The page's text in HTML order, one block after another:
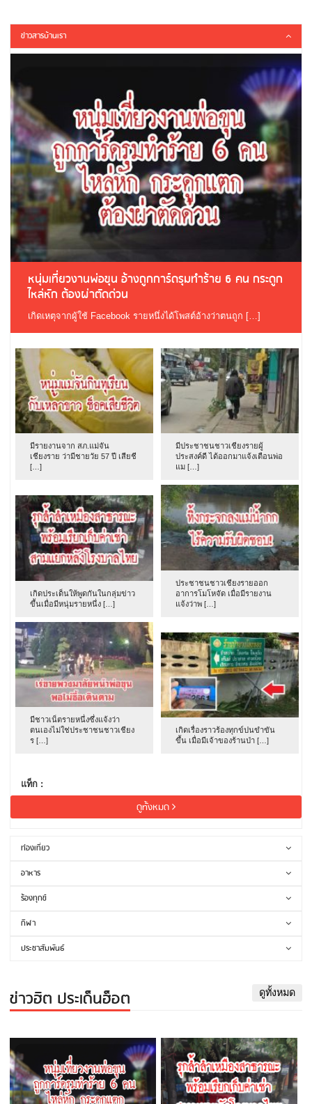
ข่าวสารบ้านเรา
หนุ่มเที่ยวงานพ่อขุน อ้างถูกการ์ดรุมทำร้าย 6 คน กระดูก
ไหล่หัก ต้องผ่าตัดด่วน
เกิดเหตุจากผู้ใช้ Facebook รายหนึ่งได้โพสต์อ้างว่าตนถูก […]
มีรายงานจาก สภ.แม่จัน
เชียงราย ว่ามีชายวัย 57 ปี เสียชี
[…]
มีประชาชนชาวเชียงรายผู้
ประสงค์ดี ได้ออกมาแจ้งเตือนพ่อ
แม […]
เกิดประเด็นให้พูดกันในกลุ่มข่าว
ขึ้นเมื่อมีหนุ่มรายหนึ่ง […]
ประชาชนชาวเชียงรายออก
อาการโมโหจัด เมื่อมีรายงาน
แจ้งว่าพ […]
มีชาวเน็ตรายหนึ่งซึ่งแจ้งว่า
ตนเองไม่ใช่ประชาชนชาวเชียง
ร […]
เกิดเรื่องราวร้องทุกข์ปนขำขัน
ขึ้น เมื่อมีเจ้าของร้านป่า […]
แท็ก :
ดูทั้งหมด
ท่องเที่ยว
อาหาร
ร้องทุกข์
กีฬา
ประชาสัมพันธ์
ข่าวฮิต ประเด็นฮ็อต ดูทั้งหมด